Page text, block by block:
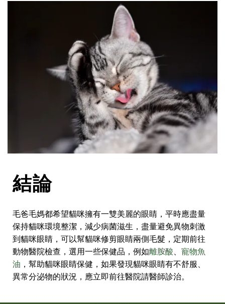
結論
毛爸毛媽都希望貓咪擁有一雙美麗的眼睛，平時應盡量
保持貓咪環境整潔，減少病菌滋生，盡量避免異物刺激
到貓咪眼睛，可以幫貓咪修剪眼睛兩側毛髮，定期前往
動物醫院檢查，選用一些保健品，例如離胺酸
寵物魚
油 ，幫助貓咪眼睛保健，如果發現貓咪眼睛有不舒服、
異常分泌物的狀況，應立即前往醫院請醫師診治。